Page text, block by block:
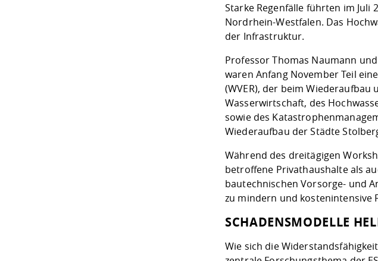
Starke Regenfälle führten im Juli
Nordrhein-Westfalen. Das
der Infrastruktur.
Professor Thomas Naumann
waren Anfang November Teil
(WVER), der beim
Wasserwirtschaft, des
sowie des
Wiederaufbau der Städte
Während des dreitägigen
betroffene Privathaushalte als
bautechnischen Vorsorge- und
zu mindern und kostenintensive
SCHADENSMODELLE
Wie sich die